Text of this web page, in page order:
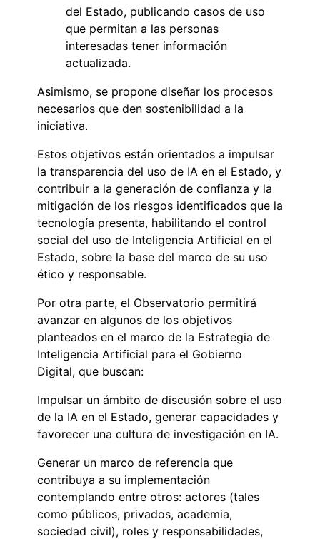
del Estado, publicando casos de uso
que permitan a las personas
interesadas tener información
actualizada.
Asimismo, se propone diseñar los procesos
necesarios que den sostenibilidad a la
iniciativa.
Estos objetivos están orientados a impulsar
la transparencia del uso de IA en el Estado, y
contribuir a la generación de confianza y la
mitigación de los riesgos identificados que la
tecnología presenta, habilitando el control
social del uso de Inteligencia Artificial en el
Estado, sobre la base del marco de su uso
ético y responsable.
Por otra parte, el Observatorio permitirá
avanzar en algunos de los objetivos
planteados en el marco de la Estrategia de
Inteligencia Artificial para el Gobierno
Digital, que buscan:
Impulsar un ámbito de discusión sobre el uso
de la IA en el Estado, generar capacidades y
favorecer una cultura de investigación en IA.
Generar un marco de referencia que
contribuya a su implementación
contemplando entre otros: actores (tales
como públicos, privados, academia,
sociedad civil), roles y responsabilidades,